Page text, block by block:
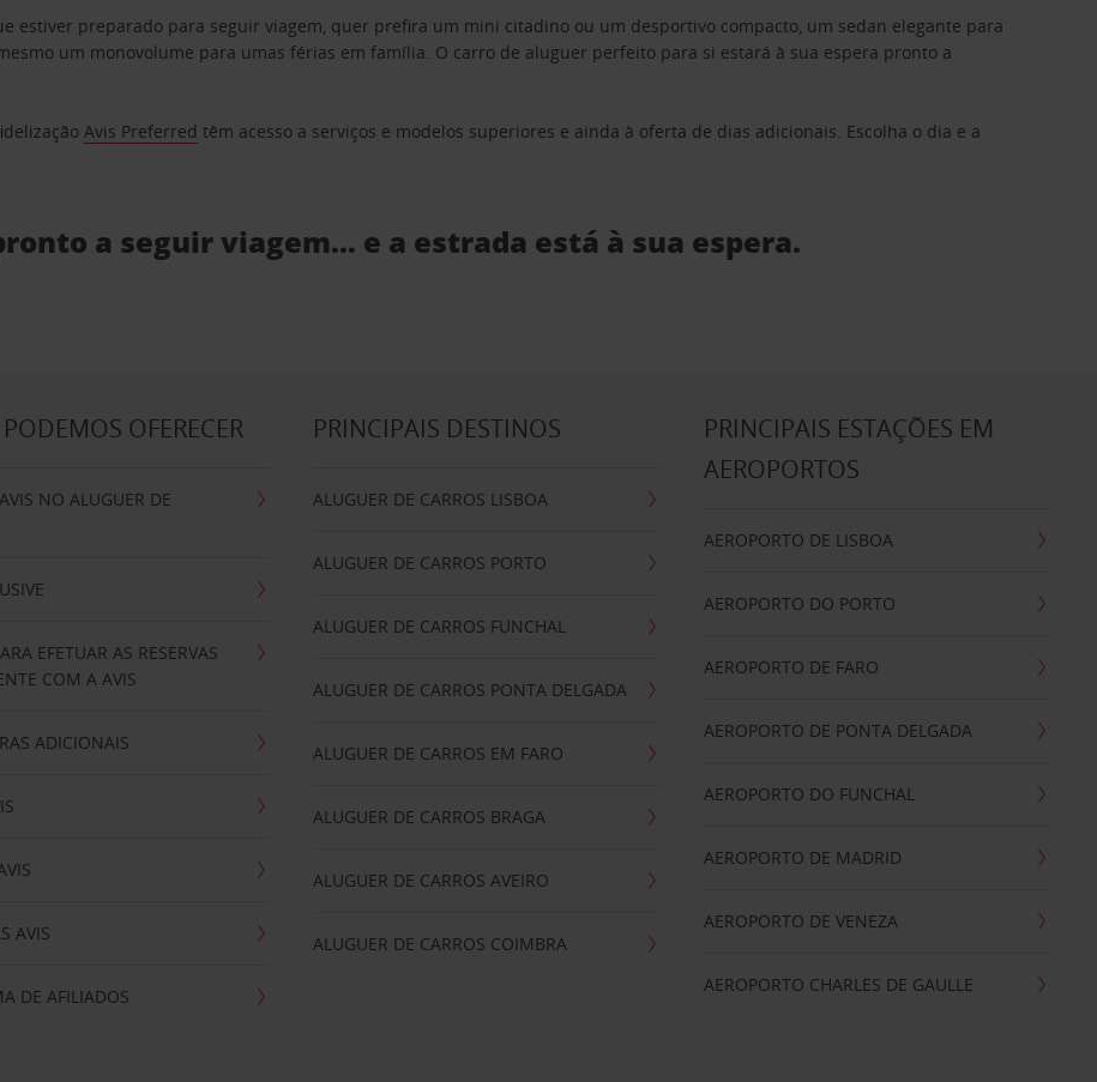
estiver preparado para seguir viagem, quer prefira um mini citadino ou um desportivo compacto, um sedan elegante para
um monovolume para umas férias em família. O carro de aluguer perfeito para si estará à sua espera pronto a
Avis Preferred têm acesso a serviços e modelos superiores e ainda à oferta de dias adicionais. Escolha o dia e a
a seguir viagem… e a estrada está à sua espera.
OFERECER
NO ALUGUER DE
EFETUAR AS RESERVAS
COM A AVIS
ADICIONAIS
AVIS
DE AFILIADOS
PRINCIPAIS DESTINOS
ALUGUER DE CARROS LISBOA
ALUGUER DE CARROS PORTO
ALUGUER DE CARROS FUNCHAL
ALUGUER DE CARROS PONTA DELGADA
ALUGUER DE CARROS EM FARO
ALUGUER DE CARROS BRAGA
ALUGUER DE CARROS AVEIRO
ALUGUER DE CARROS COIMBRA
PRINCIPAIS ESTAÇÕES EM
AEROPORTOS
AEROPORTO DE LISBOA
AEROPORTO DO PORTO
AEROPORTO DE FARO
AEROPORTO DE PONTA DELGADA
AEROPORTO DO FUNCHAL
AEROPORTO DE MADRID
AEROPORTO DE VENEZA
AEROPORTO CHARLES DE GAULLE